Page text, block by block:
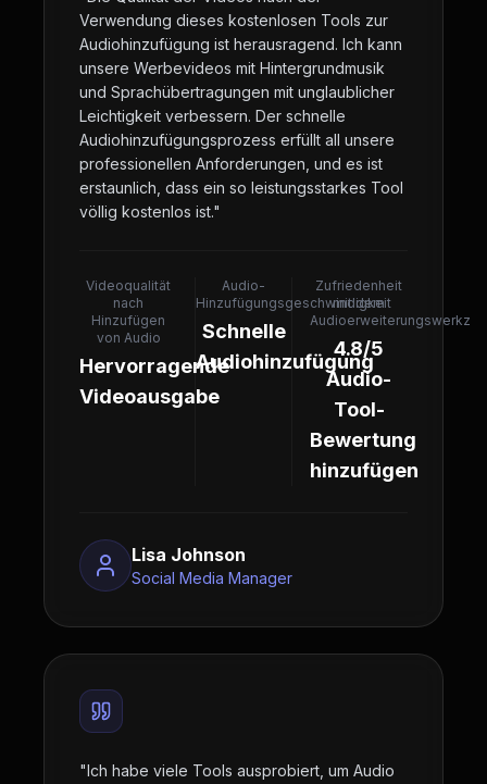
Verwendung dieses kostenlosen Tools zur
Audiohinzufügung ist herausragend. Ich kann
unsere Werbevideos mit Hintergrundmusik
und Sprachübertragungen mit unglaublicher
Leichtigkeit verbessern. Der schnelle
Audiohinzufügungsprozess erfüllt all unsere
professionellen Anforderungen, und es ist
erstaunlich, dass ein so leistungsstarkes Tool
völlig kostenlos ist."
Videoqualität
nach
Hinzufügen
von Audio
Hervorragende
Videoausgabe
Audio-
Hinzufügungsgeschwindigkeit
Schnelle
Audiohinzufügung
Zufriedenheit
mit dem
4.8/5
Audio-
Tool-
Bewertung
hinzufügen
Lisa Johnson
Social Media Manager
"Ich habe viele Tools ausprobiert, um Audio